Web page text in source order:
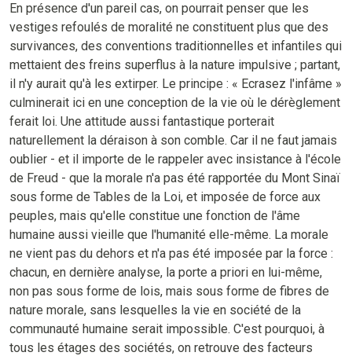
En présence d'un pareil cas, on pourrait penser que les
vestiges refoulés de moralité ne constituent plus que des
survivances, des conventions traditionnelles et infantiles qui
mettaient des freins superflus à la nature impulsive ; partant,
il n'y aurait qu'à les extirper. Le principe : « Ecrasez l'infâme »
culminerait ici en une conception de la vie où le dérèglement
ferait loi. Une attitude aussi fantastique porterait
naturellement la déraison à son comble. Car il ne faut jamais
oublier - et il importe de le rappeler avec insistance à l'école
de Freud - que la morale n'a pas été rapportée du Mont Sinaï
sous forme de Tables de la Loi, et imposée de force aux
peuples, mais qu'elle constitue une fonction de l'âme
humaine aussi vieille que l'humanité elle-même. La morale
ne vient pas du dehors et n'a pas été imposée par la force :
chacun, en dernière analyse, la porte a priori en lui-même,
non pas sous forme de lois, mais sous forme de fibres de
nature morale, sans lesquelles la vie en société de la
communauté humaine serait impossible. C'est pourquoi, à
tous les étages des sociétés, on retrouve des facteurs